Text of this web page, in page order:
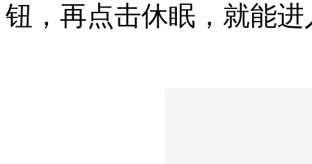
钮，再点击休眠，就能